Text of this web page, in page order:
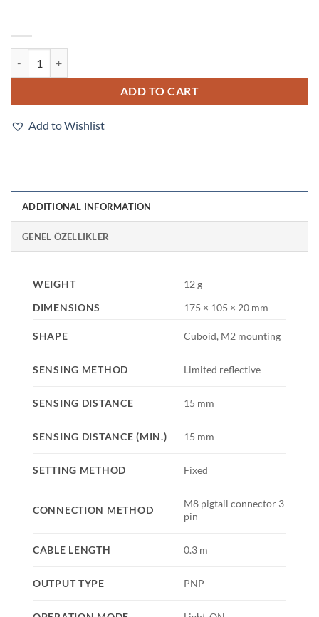
ADD TO CART
Add to Wishlist
ADDITIONAL INFORMATION
GENEL ÖZELLIKLER
WEIGHT
12 g
DIMENSIONS
175 × 105 × 20 mm
SHAPE Cuboid, M2 mounting
SENSING METHOD Limited reflective
SENSING DISTANCE 15 mm
SENSING DISTANCE (MIN.) 15 mm
SETTING METHOD Fixed
CONNECTION METHOD
M8 pigtail connector 3
pin
CABLE LENGTH 0.3 m
OUTPUT TYPE PNP